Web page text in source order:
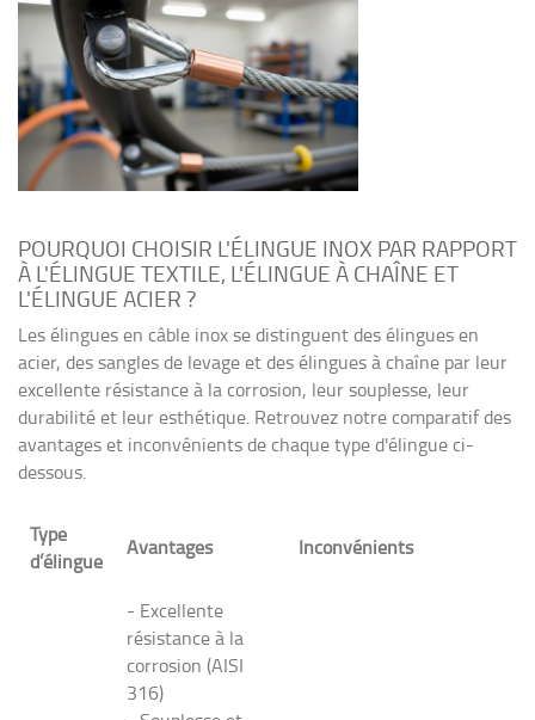
POURQUOI CHOISIR L'ÉLINGUE INOX PAR RAPPORT
À L'ÉLINGUE TEXTILE, L'ÉLINGUE À CHAÎNE ET
L'ÉLINGUE ACIER ?
Les élingues en câble inox se distinguent des élingues en
acier, des sangles de levage et des élingues à chaîne par leur
excellente résistance à la corrosion, leur souplesse, leur
durabilité et leur esthétique. Retrouvez notre comparatif des
avantages et inconvénients de chaque type d'élingue ci-
dessous.
Type
d’élingue
Avantages Inconvénients
- Excellente
résistance à la
corrosion (AISI
316)